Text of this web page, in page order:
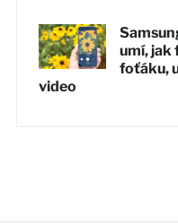
umí, jak
foťáku,
video